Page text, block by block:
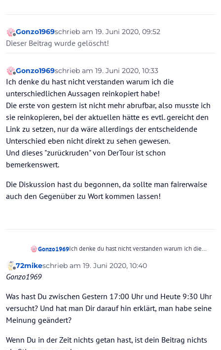
Offline
Gonzo1969schrieb am 19. Juni 2020, 09:52
zuletzt editiert von
Dieser Beitrag wurde gelöscht!
Offline
Gonzo1969schrieb am 19. Juni 2020, 10:33
zuletzt editiert von
Ich denke du hast nicht verstanden warum ich die
unterschiedlichen Aussagen reinkopiert habe!
Die erste von gestern ist nicht mehr abrufbar, also musste ich
sie reinkopieren, bei der aktuellen hätte es evtl. gereicht den
Link zu setzen, nur da wäre allerdings der entscheidende
Unterschied eben nicht direkt zu sehen gewesen.
Und dieses "zurückruden" von DerTour ist schon
bemerkenswert.
Die Diskussion hast du begonnen, da sollte man fairerwaise
auch den Gegenüber zu Wort kommen lassen!
Gonzo1969Ich denke du hast nicht verstanden warum ich die
Die erste von gestern ist nicht mehr abrufbar, also
allerdings der entscheidende Unterschied eben
nicht direkt zu sehen gewesen.
Und dieses "zurückruden" von DerTour ist schon
bemerkenswert.
Die Diskussion hast du begonnen, da sollte man
Offline
72mikeschrieb am 19. Juni 2020, 10:40
zuletzt editiert von 72mike
Gonzo1969
Was hast Du zwischen Gestern 17:00 Uhr und Heute 9:30 Uhr
versucht? Und hat man Dir darauf hin erklärt, man habe seine
Meinung geändert?
Wenn Du in der Zeit nichts getan hast, ist dein Beitrag nichts